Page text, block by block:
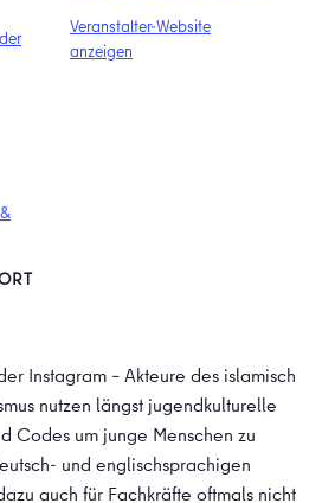
Veranstalter-Website
anzeigen
Instagram – Akteure des islamisch
nutzen längst jugend­kulturelle
Codes um junge Menschen zu
und englisch­sprachigen
auch für Fach­kräfte oftmals nicht